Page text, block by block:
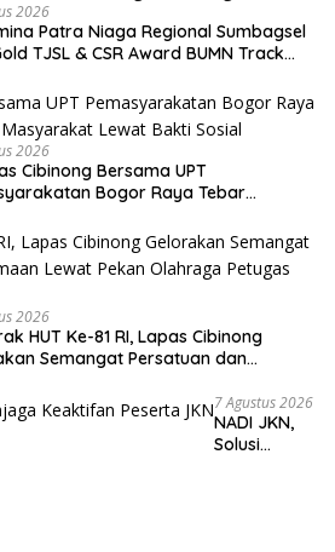
2026
Patra Niaga Regional Sumbagsel
TJSL & CSR Award BUMN Track
2026
Cibinong Bersama UPT
Bogor Raya Tebar
2026
HUT Ke-81 RI, Lapas Cibinong
Semangat Persatuan dan
dan Warga Binaan
7 Agustus 2026
NADI JKN,
Solusi